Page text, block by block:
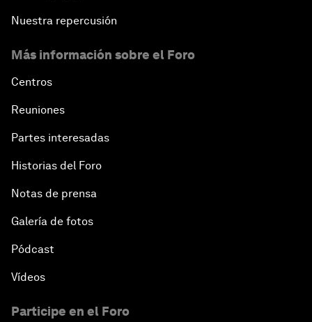
Nuestra repercusión
Más información sobre el Foro
Centros
Reuniones
Partes interesadas
Historias del Foro
Notas de prensa
Galería de fotos
Pódcast
Vídeos
Participe en el Foro